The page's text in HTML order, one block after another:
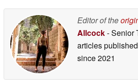
Editor of the
Allcock- Senior
articles
since 2021